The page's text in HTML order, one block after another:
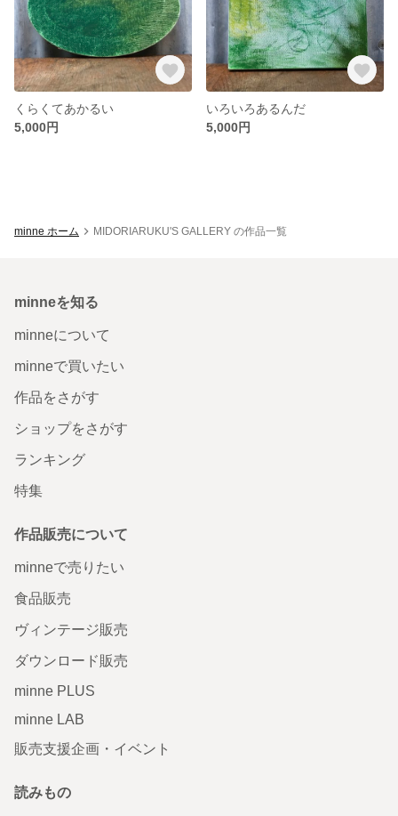
くらくてあかるい
5,000円
いろいろあるんだ
5,000円
minne ホーム MIDORIARUKU'S GALLERY の作品一覧
minneを知る
minneについて
minneで買いたい
作品をさがす
ショップをさがす
ランキング
特集
作品販売について
minneで売りたい
食品販売
ヴィンテージ販売
ダウンロード販売
minne PLUS
minne LAB
販売支援企画・イベント
読みもの